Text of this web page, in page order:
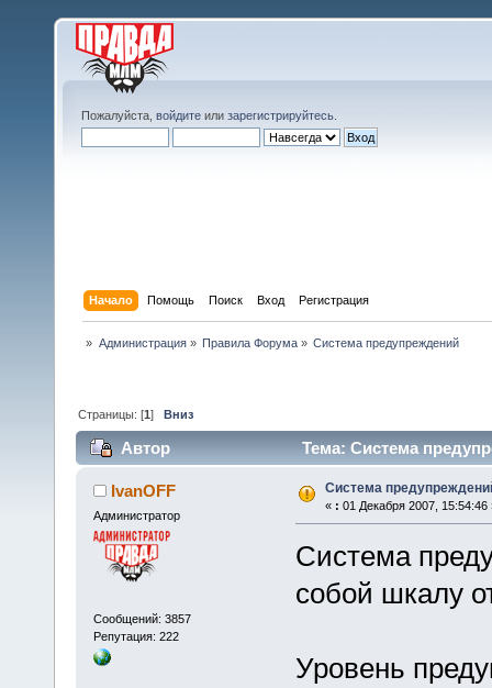
Пожалуйста, войдите или зарегистрируйтесь
Начало Помощь Поиск Вход Регистрация
» Администрация» Правила Форума» Система предупреждений
Страницы: [1]Вниз
Автор Тема: Система
IvanOFF
Администратор
Сообщений: 3857
Репутация: 222
Система
« : 01 Декабря 2007, 15:54:46
Система
собой шкалу
Уровень